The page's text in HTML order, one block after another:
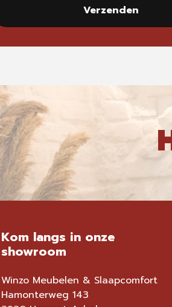
Verzenden
Kom langs in onze
showroom
Winzo Meubelen & Slaapcomfort
Hamonterweg 143